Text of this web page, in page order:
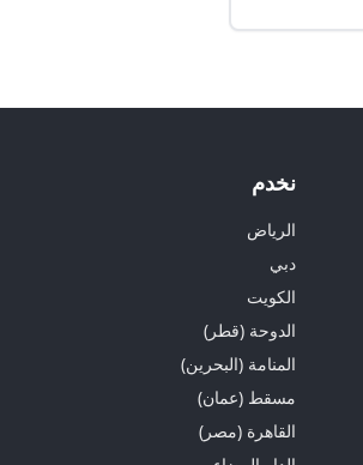
نخدم
الرياض
دبي
الكويت
الدوحة (قطر)
المنامة (البحرين)
مسقط (عمان)
القاهرة (مصر)